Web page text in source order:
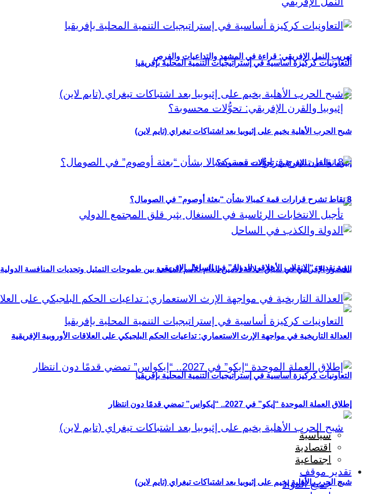
تهريب النمل الإفريقي: قراءة في المشهد والتداعيات والفرص
إثيوبيا والقرن الإفريقي: تحوُّلات محسوبة؟
الحضور الإفريقي في سباق خلافة الأمين العام للأمم المتحدة بين طموحات التمثيل وتحديات المنافسة الدولية
التعاونيات كركيزة أساسية في إستراتيجيات التنمية المحلية بإفريقيا
شبح الحرب الأهلية يخيم على إثيوبيا بعد اشتباكات تيغراي (تايم لاين)
التعاونيات كركيزة أساسية في إستراتيجيات التنمية المحلية بإفريقيا
شبح الحرب الأهلية يخيم على إثيوبيا بعد اشتباكات تيغراي (تايم لاين)
8 نقاط تشرح قرارات قمة كمبالا بشأن “بعثة أوصوم” في الصومال؟
رؤية نقدية: “الانقلاب الأخلاقي للدولة” في الساحل الإفريقي
العدالة التاريخية في مواجهة الإرث الاستعماري: تداعيات الحكم البلجيكي على العلاقات الأوروبية الإفريقية
إطلاق العملة الموحدة “إيكو” في 2027.. “إيكواس” تمضي قدمًا دون انتظار
سياسية
اقتصادية
اجتماعية
تقدير موقف
جميع المواد